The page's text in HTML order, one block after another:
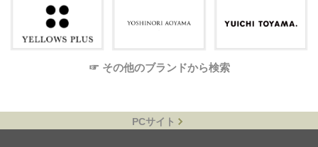
☞ その他のブランドから検索
PCサイト